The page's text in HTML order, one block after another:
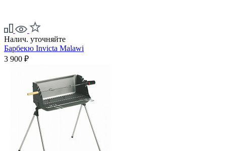
Налич. уточняйте
Барбекю Invicta Malawi
3 900 ₽